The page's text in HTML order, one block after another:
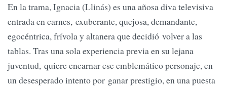
En la trama, Ignacia (Llinás) es una añosa diva televisiva
entrada en carnes, exuberante, quejosa, demandante,
egocéntrica, frívola y altanera que decidió volver a las
tablas. Tras una sola experiencia previa en su lejana
juventud, quiere encarnar ese emblemático personaje, en
un desesperado intento por ganar prestigio, en una puesta